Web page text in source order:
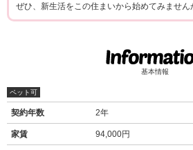
ぜひ、新生活をこの住まいから始めてみません
基本情報
ペット可
契約年数 2年
家賃 94,000円